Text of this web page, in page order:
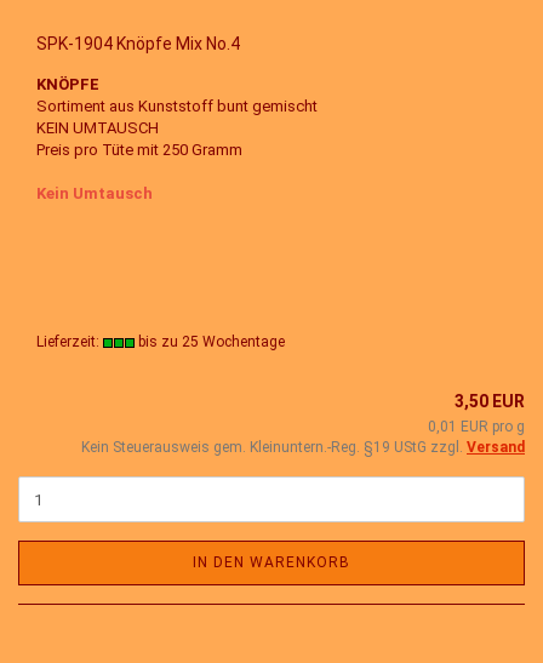
SPK-1904 Knöpfe Mix No.4
KNÖPFE
Sortiment aus Kunststoff bunt gemischt
KEIN UMTAUSCH
Preis pro Tüte mit 250 Gramm
Kein Umtausch
Lieferzeit: bis zu 25 Wochentage
3,50 EUR
0,01 EUR pro g
Kein Steuerausweis gem. Kleinuntern.-Reg. §19 UStG zzgl. Versand
IN DEN WARENKORB